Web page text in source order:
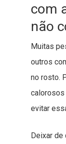
com
não
Muitas
outros
no rosto.
calorosos
evitar
Deixar